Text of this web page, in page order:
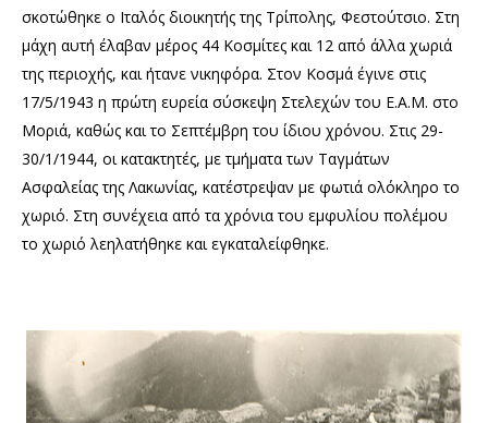
σκοτώθηκε ο Ιταλός διοικητής της Τρίπολης, Φεστούτσιο. Στη
μάχη αυτή έλαβαν μέρος 44 Κοσμίτες και 12 από άλλα χωριά
της περιοχής, και ήτανε νικηφόρα. Στον Κοσμά έγινε στις
17/5/1943 η πρώτη ευρεία σύσκεψη Στελεχών του Ε.Α.Μ. στο
Μοριά, καθώς και το Σεπτέμβρη του ίδιου χρόνου. Στις 29-
30/1/1944, οι κατακτητές, με τμήματα των Ταγμάτων
Ασφαλείας της Λακωνίας, κατέστρεψαν με φωτιά ολόκληρο το
χωριό. Στη συνέχεια από τα χρόνια του εμφυλίου πολέμου
το χωριό λεηλατήθηκε και εγκαταλείφθηκε.